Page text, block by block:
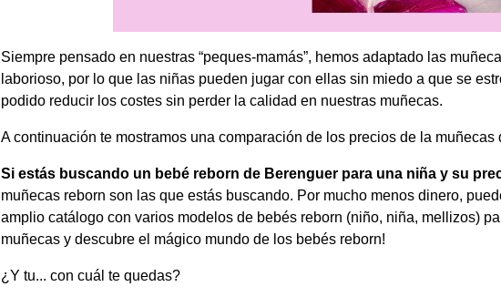
Siempre pensado en nuestras “peques-mamás”, hemos adaptado las
laborioso, por lo que las niñas pueden jugar con ellas sin miedo a que se
podido reducir los costes sin perder la calidad en nuestras muñecas.
A continuación te mostramos una comparación de los precios de la
Si estás buscando un bebé reborn de Berenguer para una niña y su
muñecas reborn son las que estás buscando. Por mucho menos dinero,
amplio catálogo con varios modelos de bebés reborn (niño, niña, mellizos)
muñecas y descubre el mágico mundo de los bebés reborn!
¿Y tu... con cuál te quedas?